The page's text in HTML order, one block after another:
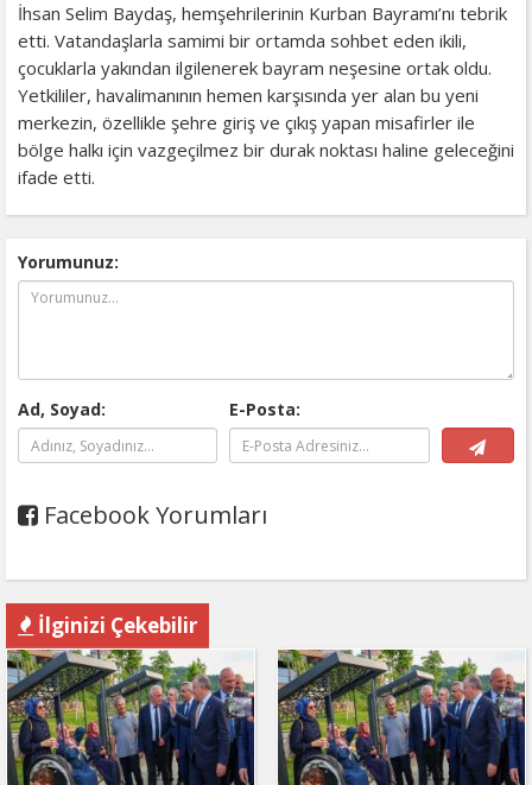
İhsan Selim Baydaş, hemşehrilerinin Kurban Bayramı’nı tebrik
etti. Vatandaşlarla samimi bir ortamda sohbet eden ikili,
çocuklarla yakından ilgilenerek bayram neşesine ortak oldu.
Yetkililer, havalimanının hemen karşısında yer alan bu yeni
merkezin, özellikle şehre giriş ve çıkış yapan misafirler ile
bölge halkı için vazgeçilmez bir durak noktası haline geleceğini
ifade etti.
Yorumunuz:
Ad, Soyad: E-Posta:
Facebook Yorumları
İlginizi Çekebilir